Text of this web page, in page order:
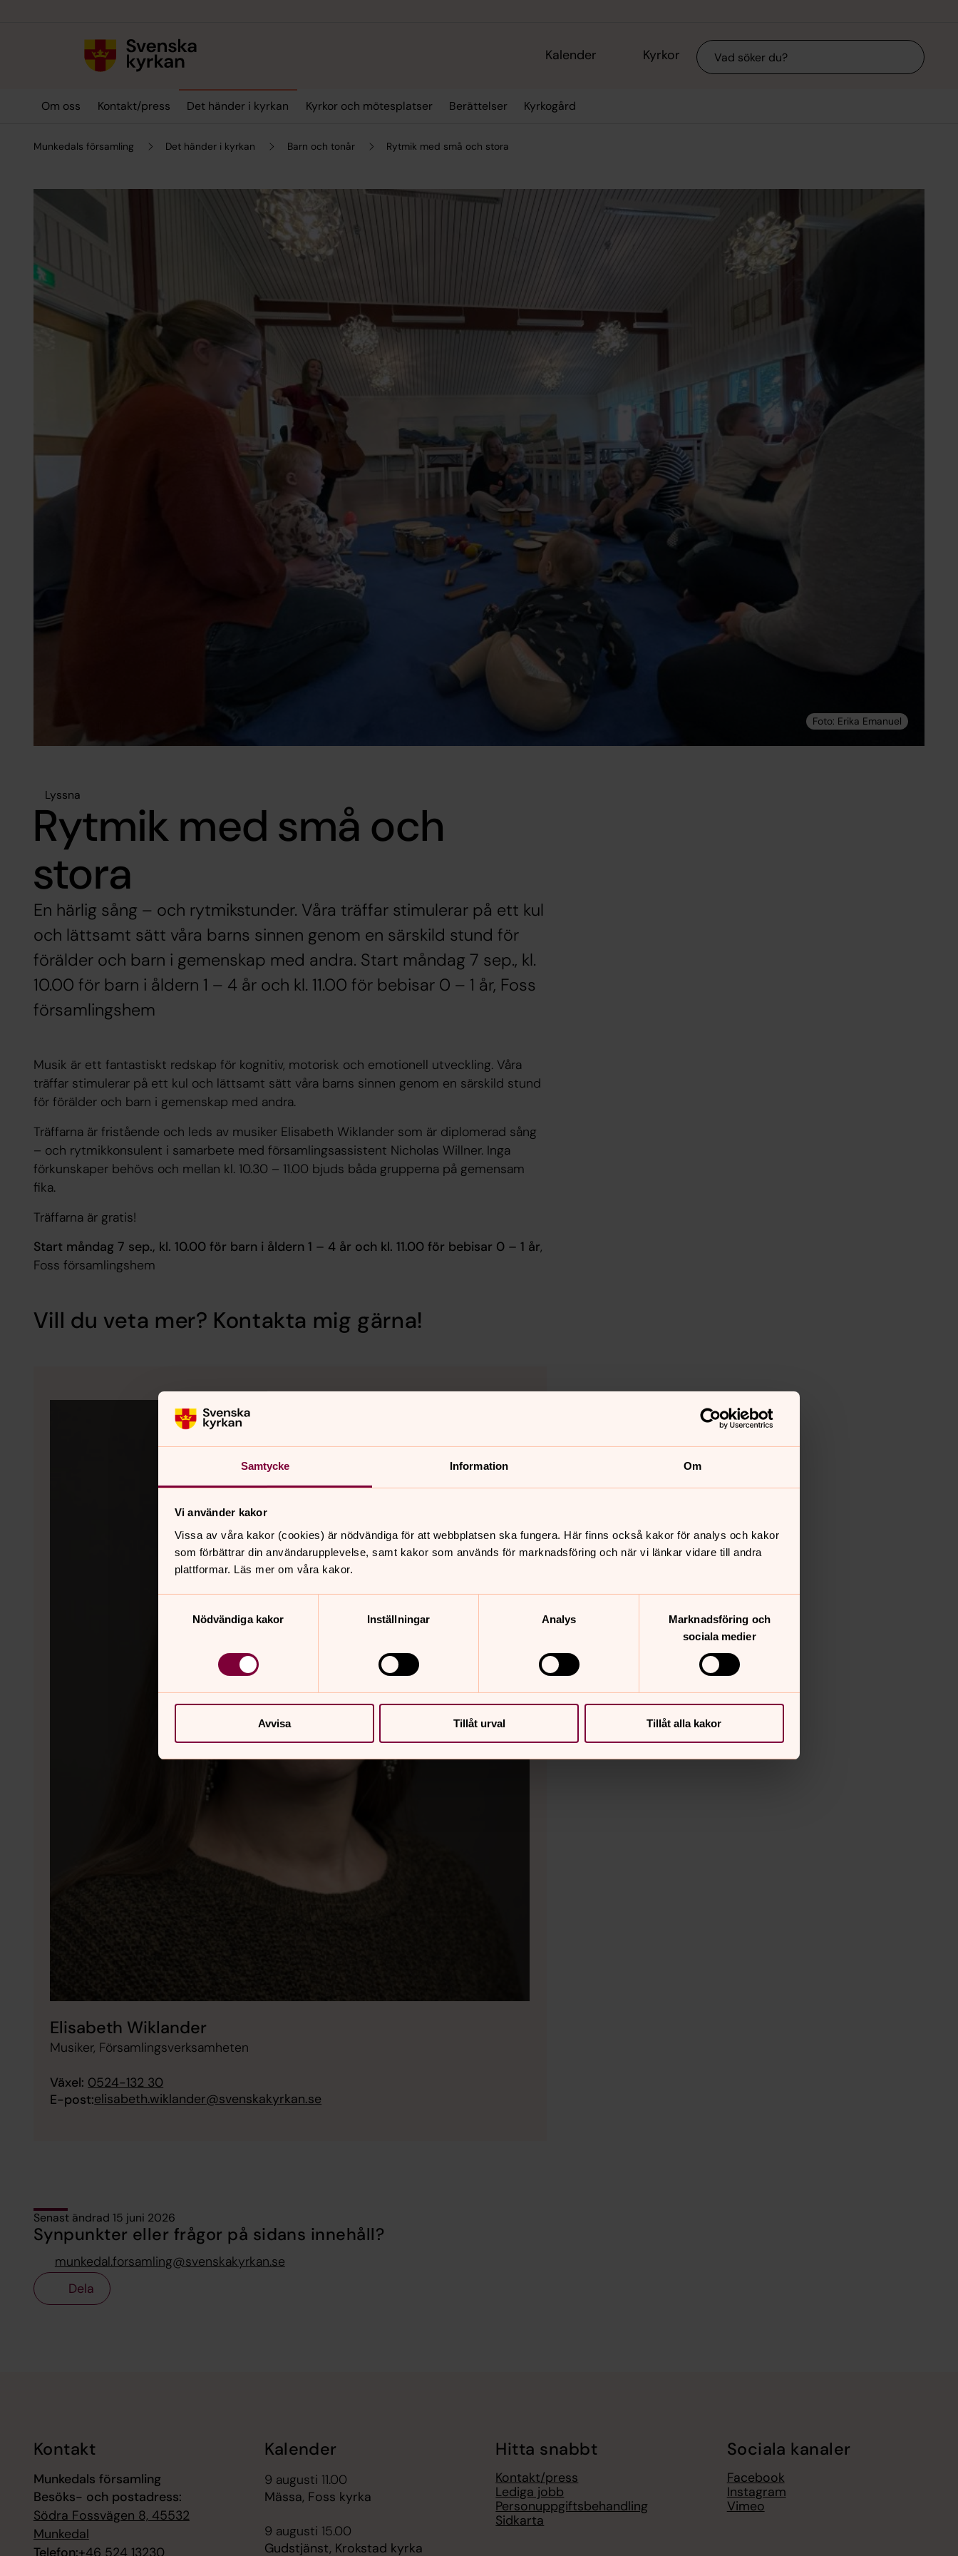
Samtycke Information Om
Vi använder kakor
Vissa av våra kakor (cookies) är nödvändiga för att webbplatsen ska fungera. Här finns också kakor för analys och kakor
som förbättrar din användarupplevelse, samt kakor som används för marknadsföring och när vi länkar vidare till andra
plattformar. Läs mer om våra kakor.
Nödvändiga kakor
Inställningar Analys
Marknadsföring och
sociala medier
Avvisa Tillåt urval Tillåt alla kakor
Kalender Kyrkor Sök
Om oss Kontakt/press Det händer i kyrkan Kyrkor och mötesplatser Berättelser Kyrkogård
Munkedals församling Det händer i kyrkan Barn och tonår Rytmik med små och stora
Lyssna
Rytmik med små och
stora
En härlig sång – och rytmikstunder. Våra träffar stimulerar på ett kul
och lättsamt sätt våra barns sinnen genom en särskild stund för
förälder och barn i gemenskap med andra. Start måndag 7 sep., kl.
10.00 för barn i åldern 1 – 4 år och kl. 11.00 för bebisar 0 – 1 år, Foss
församlingshem
Musik är ett fantastiskt redskap för kognitiv, motorisk och emotionell utveckling. Våra
träffar stimulerar på ett kul och lättsamt sätt våra barns sinnen genom en särskild stund
för förälder och barn i gemenskap med andra.
Träffarna är fristående och leds av musiker Elisabeth Wiklander som är diplomerad sång
– och rytmikkonsulent i samarbete med församlingsassistent Nicholas Willner. Inga
förkunskaper behövs och mellan kl. 10.30 – 11.00 bjuds båda grupperna på gemensam
fika.
Träffarna är gratis!
Start måndag 7 sep., kl. 10.00 för barn i åldern 1 – 4 år och kl. 11.00 för bebisar 0 – 1 år,
Foss församlingshem
Vill du veta mer? Kontakta mig gärna!
Elisabeth Wiklander
Musiker, Församlingsverksamheten
Växel: 0524-132 30
E-post:elisabeth.wiklander@svenskakyrkan.se
Senast ändrad 15 juni 2026
Synpunkter eller frågor på sidans innehåll?
munkedal.forsamling@svenskakyrkan.se
Dela
Kontakt
Munkedals församling
Besöks- och postadress:
Södra Fossvägen 8, 45532
Munkedal
Telefon:+46 524 13230
Kalender
9 augusti 11.00
Mässa, Foss kyrka
9 augusti 15.00
Gudstjänst, Krokstad kyrka
Hitta snabbt
Kontakt/press
Lediga jobb
Personuppgiftsbehandling
Sidkarta
Sociala kanaler
Facebook
Instagram
Vimeo